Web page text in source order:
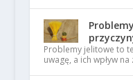
Problemy jelitowe to
uwagę, a ich wpływ